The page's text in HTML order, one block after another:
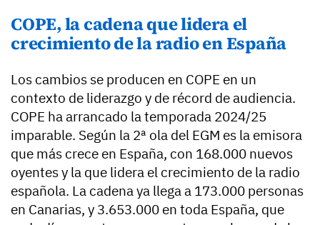
COPE, la cadena que lidera el
crecimiento de la radio en España
Los cambios se producen en COPE en un
contexto de liderazgo y de récord de audiencia.
COPE ha arrancado la temporada 2024/25
imparable. Según la 2ª ola del EGM es la emisora
que más crece en España, con 168.000 nuevos
oyentes y la que lidera el crecimiento de la radio
española. La cadena ya llega a 173.000 personas
en Canarias, y 3.653.000 en toda España, que